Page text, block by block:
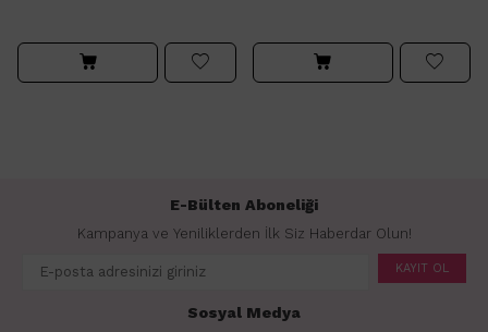
E-Bülten Aboneliği
Kampanya ve Yeniliklerden İlk Siz Haberdar Olun!
KAYIT OL
Sosyal Medya